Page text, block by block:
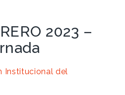
2023 –
Institucional del